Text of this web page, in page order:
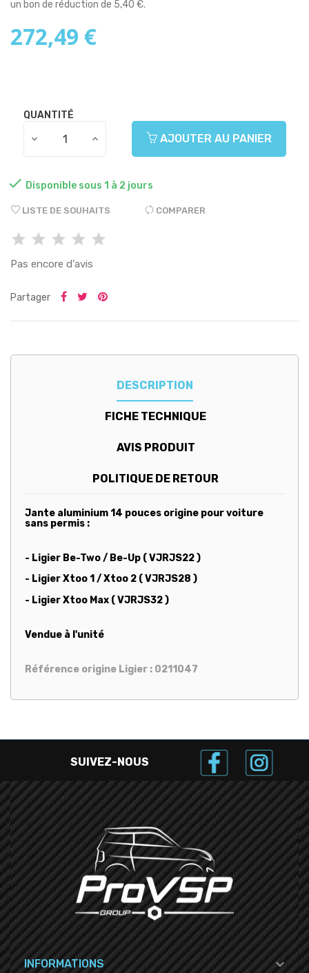
un bon de réduction de 5,40 €.
272,49 €
QUANTITÉ
AJOUTER AU PANIER
 Disponible sous 1 à 2 jours
LISTE DE SOUHAITS COMPARER
Pas encore d'avis
Partager
DESCRIPTION
FICHE TECHNIQUE
AVIS PRODUIT
POLITIQUE DE RETOUR
Jante aluminium 14 pouces origine pour voiture
sans permis :
- Ligier Be-Two / Be-Up ( VJRJS22 )
- Ligier Xtoo 1 / Xtoo 2 ( VJRJS28 )
- Ligier Xtoo Max ( VJRJS32 )
Vendue à l'unité
Référence origine Ligier : 0211047
SUIVEZ-NOUS
INFORMATIONS 